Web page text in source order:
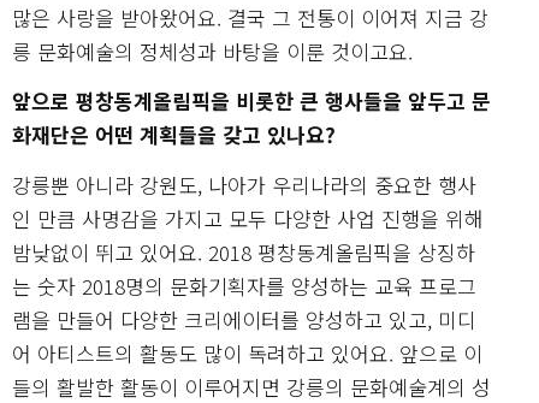
많은 사랑을 받아왔어요. 결국 그 전통이 이어져 지금 강
릉 문화예술의 정체성과 바탕을 이룬 것이고요.
앞으로 평창동계올림픽을 비롯한 큰 행사들을 앞두고 문
화재단은 어떤 계획들을 갖고 있나요?
강릉뿐 아니라 강원도, 나아가 우리나라의 중요한 행사
인 만큼 사명감을 가지고 모두 다양한 사업 진행을 위해
밤낮없이 뛰고 있어요. 2018 평창동계올림픽을 상징하
는 숫자 2018명의 문화기획자를 양성하는 교육 프로그
램을 만들어 다양한 크리에이터를 양성하고 있고, 미디
어 아티스트의 활동도 많이 독려하고 있어요. 앞으로 이
들의 활발한 활동이 이루어지면 강릉의 문화예술계의 성